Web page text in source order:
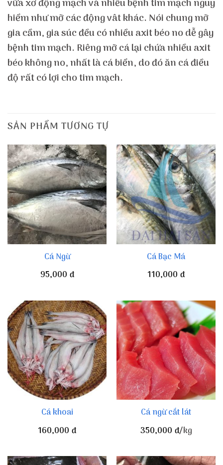
vữa xơ động mạch và nhiều bệnh tim mạch nguy
hiểm như mỡ các động vât khác. Nói chung mỡ
gia cầm, gia súc đều có nhiều axit béo no dễ gây
bệnh tim mạch. Riêng mỡ cá lại chứa nhiều axit
béo không no, nhất là cá biển, do đó ăn cá điều
độ rất có lợi cho tim mạch.
SẢN PHẨM TƯƠNG TỰ
Cá Ngừ
95,000 đ
Cá Bạc Má
110,000 đ
Cá khoai
160,000 đ
Cá ngừ cắt lát
350,000 đ/kg